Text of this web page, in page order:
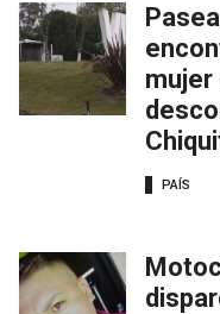
mujer
PAÍS